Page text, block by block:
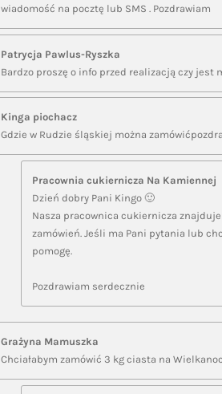
wiadomość na pocztę lub SMS . Pozdrawiam
Patrycja Pawlus-Ryszka
Bardzo proszę o info przed realizacją czy
Kinga piochacz
Gdzie w Rudzie śląskiej można
Pracownia cukiernicza Na Kamiennej
Dzień dobry Pani Kingo 🙂
Nasza pracownica cukiernicza
zamówień. Jeśli ma Pani pytania lub
pomogę.
Pozdrawiam serdecznie
Grażyna Mamuszka
Chciałabym zamówić 3 kg ciasta na